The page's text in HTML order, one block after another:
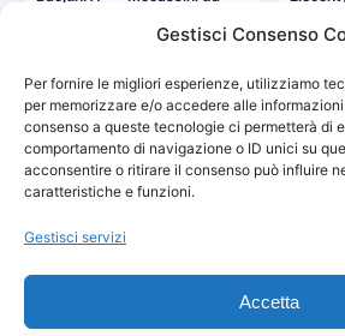
Gestisci Consenso
Per fornire le migliori esperienze, utilizziamo
per memorizzare e/o accedere alle
consenso a queste tecnologie ci permetterà di
comportamento di navigazione o ID unici su
acconsentire o ritirare il consenso può influire
caratteristiche e funzioni.
Gestisci servizi
Accetta
Vedi storico
48,00
aggiornati automaticamente da Amazon.
programma pubblicitario che consente ai siti